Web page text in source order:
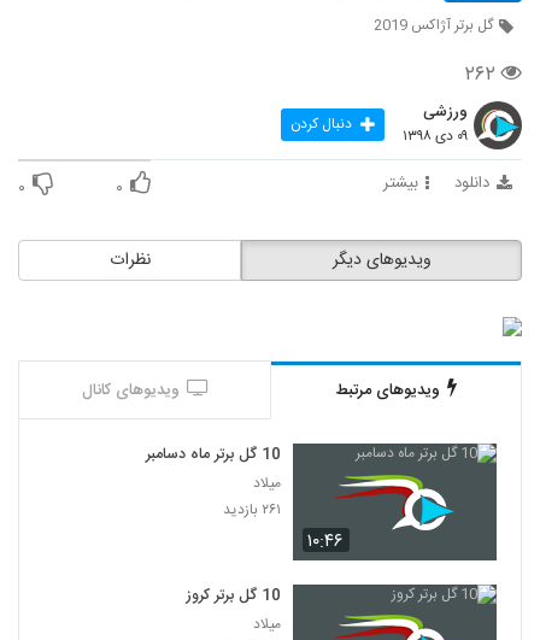
گل برتر آژاکس 2019
۲۶۲
ورزشی
۰۹ دی ۱۳۹۸ دنبال کردن
دانلود بیشتر ۰ ۰
نظرات ویدیوهای دیگر
ویدیوهای مرتبط ویدیوهای کانال
۱۰:۴۶
10 گل برتر ماه دسامبر
میلاد
۲۶۱ بازدید
10 گل برتر کروز
میلاد